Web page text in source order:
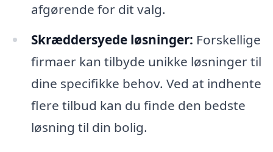
afgørende for dit valg.
Skræddersyede løsninger: Forskellige
firmaer kan tilbyde unikke løsninger til
dine specifikke behov. Ved at indhente
flere tilbud kan du finde den bedste
løsning til din bolig.